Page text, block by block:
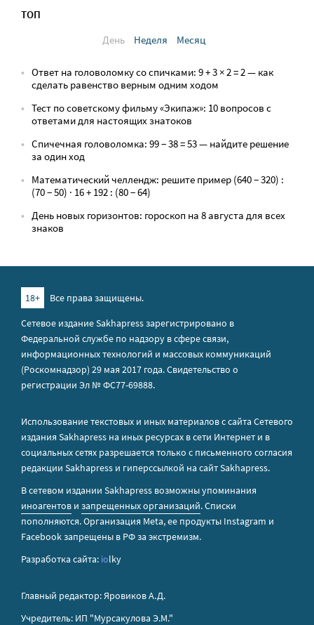
ТОП
День
Неделя Месяц
Ответ на головоломку со спичками: 9 + 3 × 2 = 2 — как
сделать равенство верным одним ходом
Тест по советскому фильму «Экипаж»: 10 вопросов с
ответами для настоящих знатоков
Спичечная головоломка: 99 − 38 = 53 — найдите решение
за один ход
Математический челлендж: решите пример (640 − 320) :
(70 − 50) · 16 + 192 : (80 − 64)
День новых горизонтов: гороскоп на 8 августа для всех
знаков
18+
Все права защищены.
Сетевое издание Sakhapress зарегистрировано в
Федеральной службе по надзору в сфере связи,
информационных технологий и массовых коммуникаций
(Роскомнадзор) 29 мая 2017 года. Свидетельство о
регистрации Эл № ФС77-69888.
Использование текстовых и иных материалов с сайта Сетевого
издания Sakhapress на иных ресурсах в сети Интернет и в
социальных сетях разрешается только с письменного согласия
редакции Sakhapress и гиперссылкой на сайт Sakhapress.
В сетевом издании Sakhapress возможны упоминания
иноагентов и запрещенных организаций. Списки
пополняются. Организация Metа, ее продукты Instagram и
Facebook запрещены в РФ за экстремизм.
Разработка сайта: iolky
Главный редактор: Яровиков А.Д.
Учредитель: ИП "Мурсакулова Э.М."